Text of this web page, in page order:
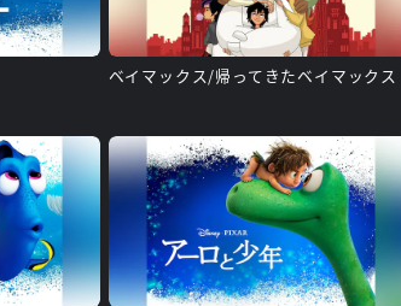
ベイマックス/帰ってきたベイマックス